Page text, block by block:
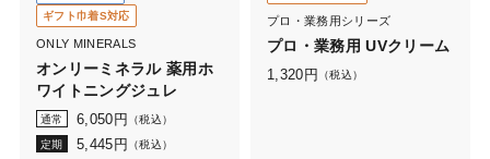
ギフト巾着S対応
ONLY MINERALS
オンリーミネラル 薬用ホ
ワイトニングジュレ
通常 6,050 円 （税込）
定期 5,445 円 （税込）
プロ・業務用シリーズ
プロ・業務用 UVクリーム
1,320 円 （税込）